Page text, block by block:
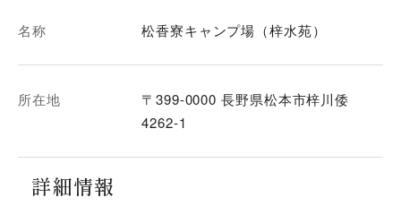
名称 松香寮キャンプ場（梓水苑）
所在地
〒399-0000 長野県松本市梓川倭
4262-1
詳細情報